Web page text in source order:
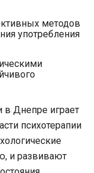
методов
употребления
в Днепре играет
психотерапии
и развивают